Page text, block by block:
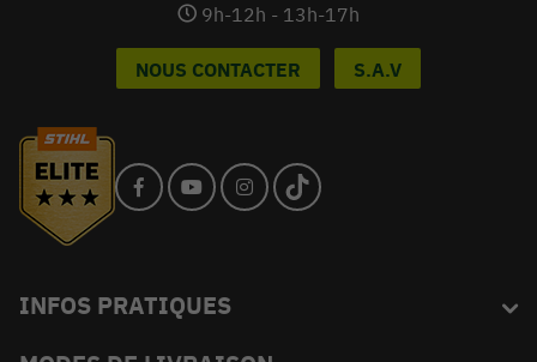
9h-12h - 13h-17h
NOUS CONTACTER S.A.V
INFOS PRATIQUES